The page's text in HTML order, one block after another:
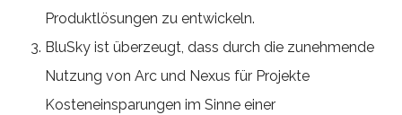
Produktlösungen zu entwickeln.
BluSky ist überzeugt, dass durch die zunehmende
Nutzung von Arc und Nexus für Projekte
Kosteneinsparungen im Sinne einer